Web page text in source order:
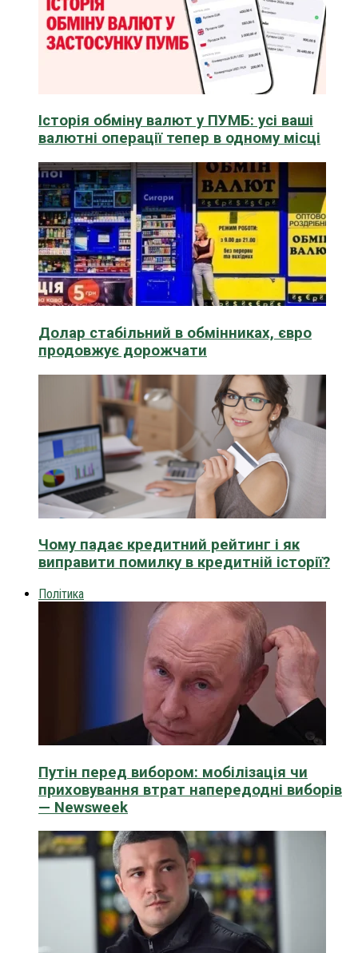
Історія обміну валют у ПУМБ: усі ваші
валютні операції тепер в одному місці
Долар стабільний в обмінниках, євро
продовжує дорожчати
Чому падає кредитний рейтинг і як
виправити помилку в кредитній історії?
Політика
Путін перед вибором: мобілізація чи
приховування втрат напередодні виборів
— Newsweek